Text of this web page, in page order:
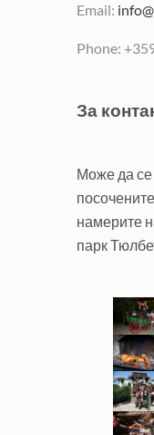
Email:
Phone:
За
Може да се
намерите
парк